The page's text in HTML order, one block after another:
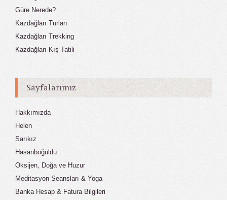
Güre Nerede?
Kazdağları Turları
Kazdağları Trekking
Kazdağları Kış Tatili
Sayfalarımız
Hakkımızda
Helen
Sarıkız
Hasanboğuldu
Oksijen, Doğa ve Huzur
Meditasyon Seansları & Yoga
Banka Hesap & Fatura Bilgileri